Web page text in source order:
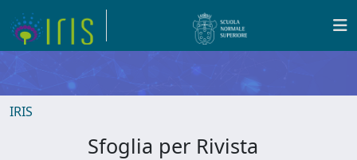
IRIS
Sfoglia per Rivista